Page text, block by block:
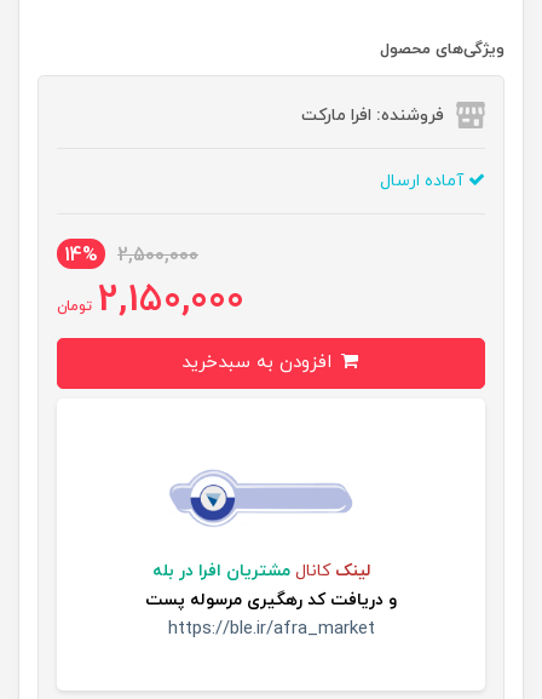
ویژگی‌های محصول
فروشنده: افرا مارکت
آماده ارسال
2,500,000
14%
2,150,000 تومان
لینک کانال مشتریان افرا در بله
و دریافت کد رهگیری مرسوله پست
https://ble.ir/afra_market